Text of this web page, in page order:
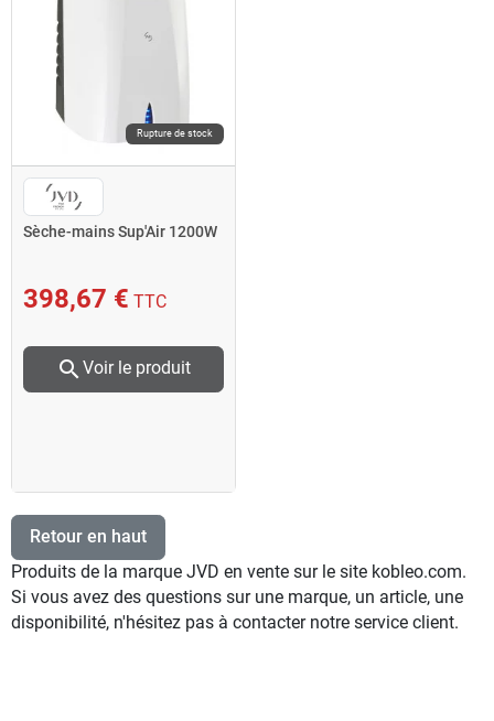
Rupture de stock
Sèche-mains Sup'Air 1200W
398,67 € TTC
search Voir le produit
Retour en haut
Produits de la marque JVD en vente sur le site kobleo.com.
Si vous avez des questions sur une marque, un article, une
disponibilité, n'hésitez pas à contacter notre service client.